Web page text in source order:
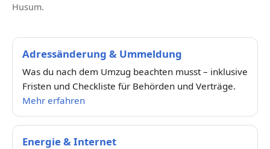
Husum.
Adressänderung & Ummeldung
Was du nach dem Umzug beachten musst – inklusive
Fristen und Checkliste für Behörden und Verträge.
Mehr erfahren
Energie & Internet